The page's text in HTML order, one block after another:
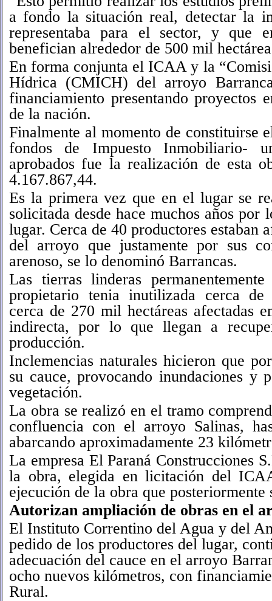
a fondo la situación real, detectar la
representaba para el sector, y que
benefician alrededor de 500 mil
En forma conjunta el ICAA y la
Hídrica (CMICH) del arroyo
financiamiento presentando proyectos
de la nación.
Finalmente al momento de constituirse
fondos de Impuesto Inmobiliario-
aprobados fue la realización de esta
4.167.867,44.
Es la primera vez que en el lugar se
solicitada desde hace muchos años por
lugar. Cerca de 40 productores estaban
del arroyo que justamente por sus
arenoso, se lo denominó Barrancas.
Las tierras linderas
propietario tenia inutilizada cerca de
cerca de 270 mil hectáreas afectadas
indirecta, por lo que llegan a
producción.
Inclemencias naturales hicieron que
su cauce, provocando inundaciones y
vegetación.
La obra se realizó en el tramo
confluencia con el arroyo Salinas,
abarcando aproximadamente 23
La empresa El Paraná Construcciones
la obra, elegida en licitación del
ejecución de la obra que posteriormente
Autorizan ampliación de obras en el
El Instituto Correntino del Agua y del
pedido de los productores del lugar,
adecuación del cauce en el arroyo
ocho nuevos kilómetros, con
Rural.